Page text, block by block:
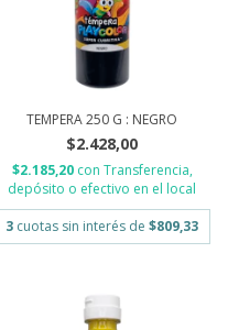
TEMPERA 250 G : NEGRO
$2.428,00
$2.185,20 con Transferencia,
depósito o efectivo en el local
3 cuotas sin interés de $809,33